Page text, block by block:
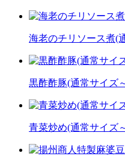
海老のチリソース煮(
黒酢酢豚(通常サイズ
青菜炒め(通常サイズ